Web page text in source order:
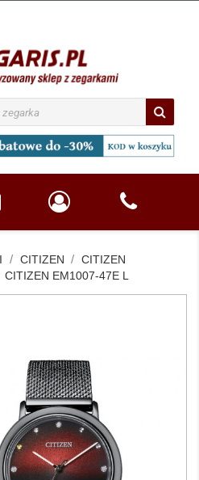
CITIZEN
CITIZEN
CITIZEN EM1007-47E L